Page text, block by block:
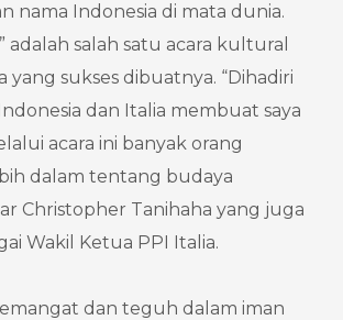
nama Indonesia di mata dunia.
adalah salah satu acara kultural
yang sukses dibuatnya. “Dihadiri
dan Italia membuat saya
acara ini banyak orang
dalam tentang budaya
Christopher Tanihaha yang juga
Wakil Ketua PPI Italia.
dan teguh dalam iman